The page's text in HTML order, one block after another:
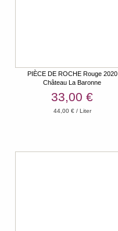
PIÈCE DE ROCHE Rouge 2020
Château La Baronne
33,00 €
44,00 € / Liter